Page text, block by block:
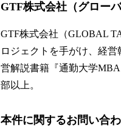
GTF株式会社（グロー
GTF株式会社（GLOBAL
ロジェクトを手がけ、経
営解説書籍『通勤大学
部以上。
本件に関するお問い合